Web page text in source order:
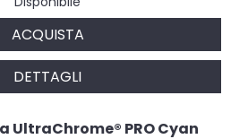
ACQUISTA
DETTAGLI
UltraChrome® PRO Cyan